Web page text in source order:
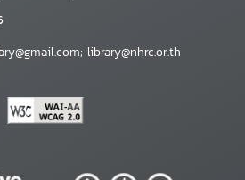
library@nhrc.or.th